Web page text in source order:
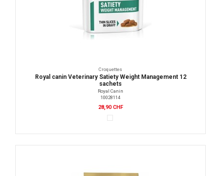
Croquettes
Royal canin Veterinary Satiety Weight Management 12
sachets
Royal Canin
10028114
28,90 CHF